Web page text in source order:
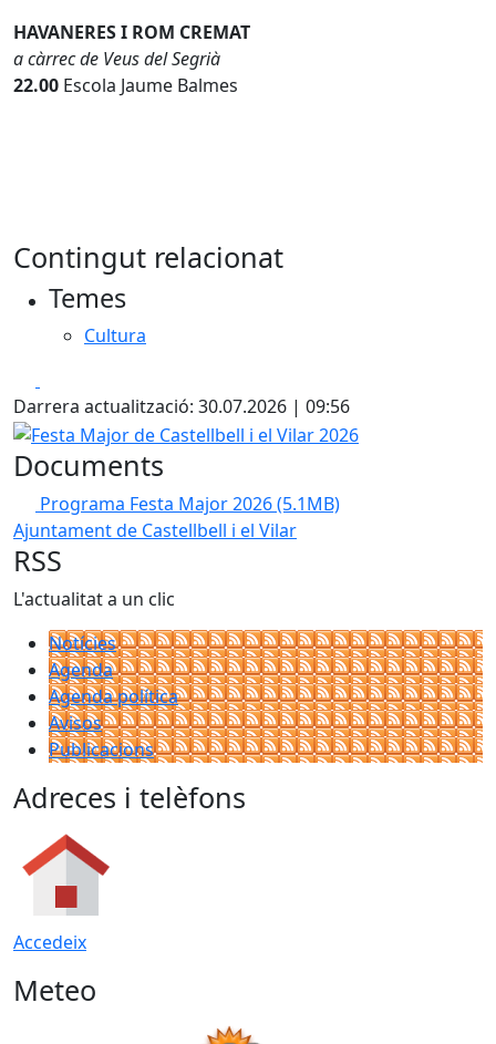
HAVANERES I ROM CREMAT
a càrrec de Veus del Segrià
22.00 Escola Jaume Balmes
Contingut relacionat
Temes
Cultura
Darrera actualització: 30.07.2026 | 09:56
Festa Major de Castellbell i el Vilar 2026
Documents
Programa Festa Major 2026(5.1MB)
Ajuntament de Castellbell i el Vilar
RSS
L'actualitat a un clic
Notícies
Agenda
Agenda política
Avisos
Publicacions
Adreces i telèfons
Accedeix
Meteo